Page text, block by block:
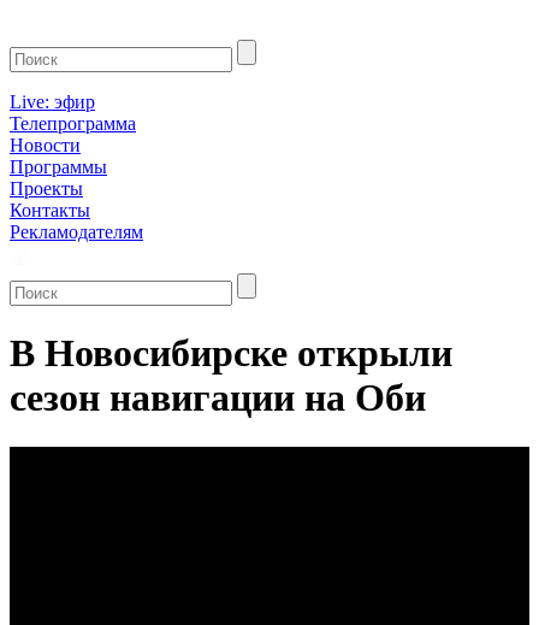
Live: эфир
Телепрограмма
Новости
Программы
Проекты
Контакты
Рекламодателям
В Новосибирске открыли
сезон навигации на Оби